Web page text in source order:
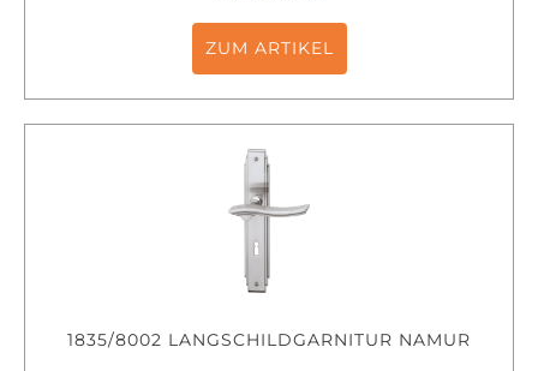
ZUM ARTIKEL
1835/8002 LANGSCHILDGARNITUR NAMUR